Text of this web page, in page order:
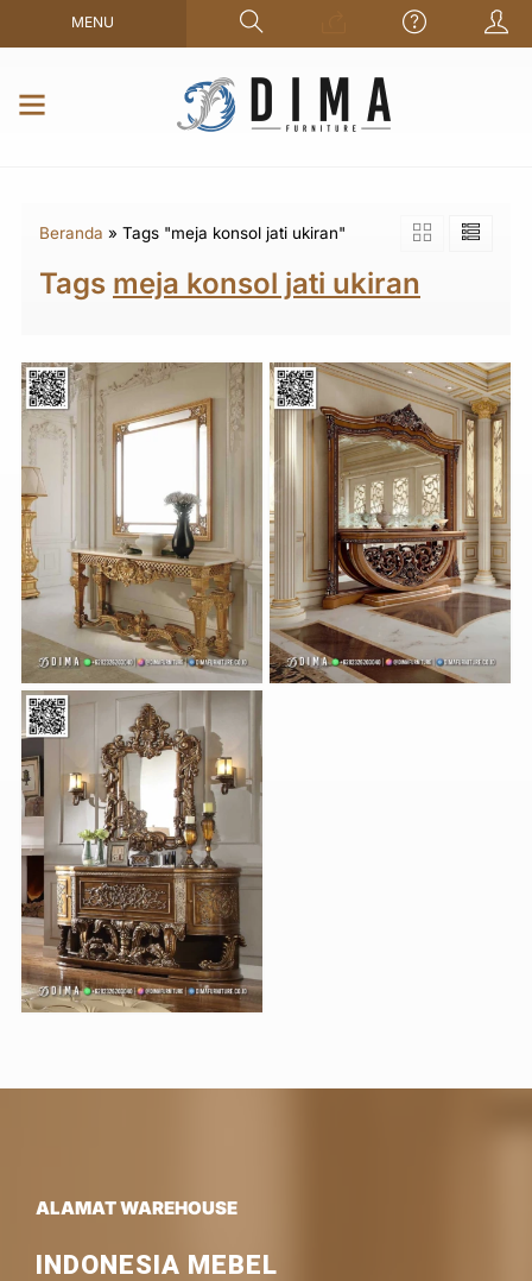
MENU
Beranda » Tags "meja konsol jati ukiran"
Tags meja konsol jati ukiran
ALAMAT WAREHOUSE
INDONESIA MEBEL